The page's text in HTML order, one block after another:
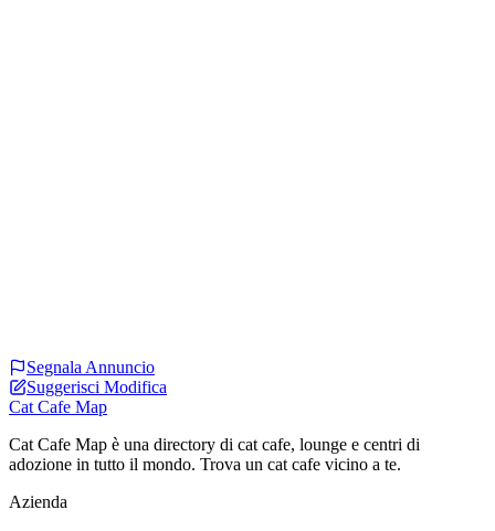
Segnala Annuncio
Suggerisci Modifica
Cat Cafe Map
Cat Cafe Map è una directory di cat cafe, lounge e centri di
adozione in tutto il mondo. Trova un cat cafe vicino a te.
Azienda